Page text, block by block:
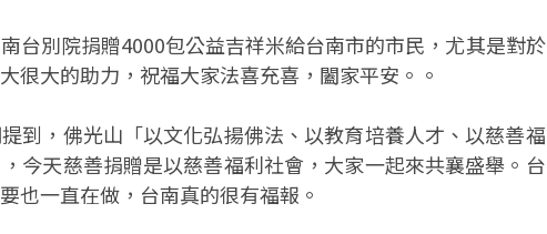
台別院捐贈4000包公益吉祥米給台南市的市民，尤其是對於
很大的助力，祝福大家法喜充喜，闔家平安。。
到，佛光山「以文化弘揚佛法、以教育培養人才、以慈善福
今天慈善捐贈是以慈善福利社會，大家一起來共襄盛舉。台
也一直在做，台南真的很有福報。